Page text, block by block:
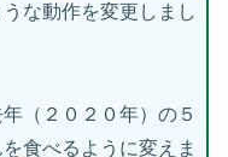
な動作を変更しまし
（２０２０年）の５
食べるように変えま